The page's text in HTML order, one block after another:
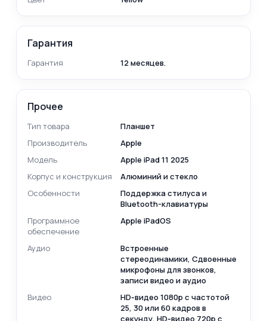
Гарантия
Гарантия 12 месяцев.
Прочее
Тип товара
Планшет
Производитель
Apple
Модель
Apple iPad 11 2025
Корпус и конструкция
Алюминий и стекло
Особенности
Поддержка стилуса и
Bluetooth-клавиатуры
Программное
обеспечение
Apple iPadOS
Аудио
Встроенные
cтереодинамики, Сдвоенные
микрофоны для звонков,
записи видео и аудио
Видео
HD‑видео 1080p с частотой
25, 30 или 60 кадров в
секунду, HD‑видео 720p с